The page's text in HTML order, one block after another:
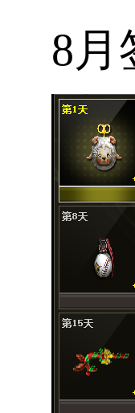
8月